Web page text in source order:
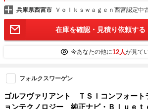
兵庫県西宮市 Ｖｏｌｋｓｗａｇｅｎ西宮認定中
在庫を確認・見積り依頼する
今あなたの他に12人が見て
フォルクスワーゲン
ゴルフヴァリアント ＴＳＩコンフォート
ョンテクノロジー 純正ナビ・Ｂｌｕｅｔ